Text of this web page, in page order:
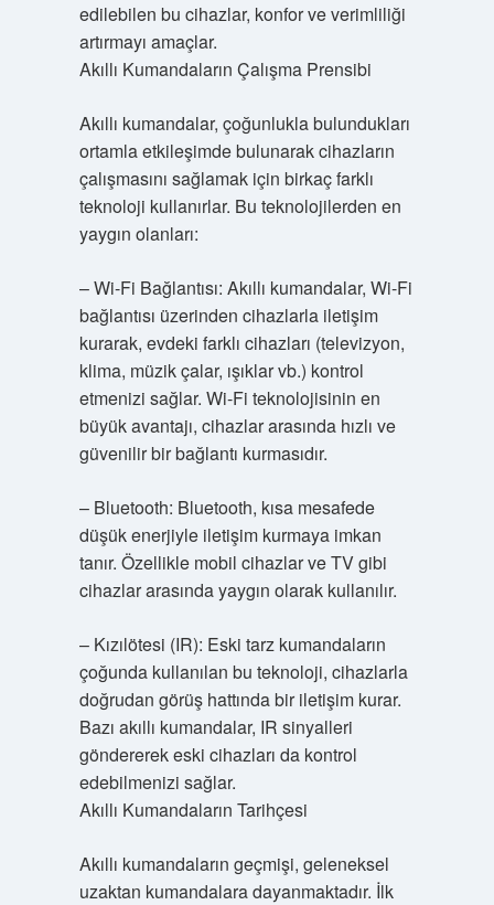
edilebilen bu cihazlar, konfor ve verimliliği
artırmayı amaçlar.
Akıllı Kumandaların Çalışma Prensibi
Akıllı kumandalar, çoğunlukla bulundukları
ortamla etkileşimde bulunarak cihazların
çalışmasını sağlamak için birkaç farklı
teknoloji kullanırlar. Bu teknolojilerden en
yaygın olanları:
– Wi-Fi Bağlantısı: Akıllı kumandalar, Wi-Fi
bağlantısı üzerinden cihazlarla iletişim
kurarak, evdeki farklı cihazları (televizyon,
klima, müzik çalar, ışıklar vb.) kontrol
etmenizi sağlar. Wi-Fi teknolojisinin en
büyük avantajı, cihazlar arasında hızlı ve
güvenilir bir bağlantı kurmasıdır.
– Bluetooth: Bluetooth, kısa mesafede
düşük enerjiyle iletişim kurmaya imkan
tanır. Özellikle mobil cihazlar ve TV gibi
cihazlar arasında yaygın olarak kullanılır.
– Kızılötesi (IR): Eski tarz kumandaların
çoğunda kullanılan bu teknoloji, cihazlarla
doğrudan görüş hattında bir iletişim kurar.
Bazı akıllı kumandalar, IR sinyalleri
göndererek eski cihazları da kontrol
edebilmenizi sağlar.
Akıllı Kumandaların Tarihçesi
Akıllı kumandaların geçmişi, geleneksel
uzaktan kumandalara dayanmaktadır. İlk